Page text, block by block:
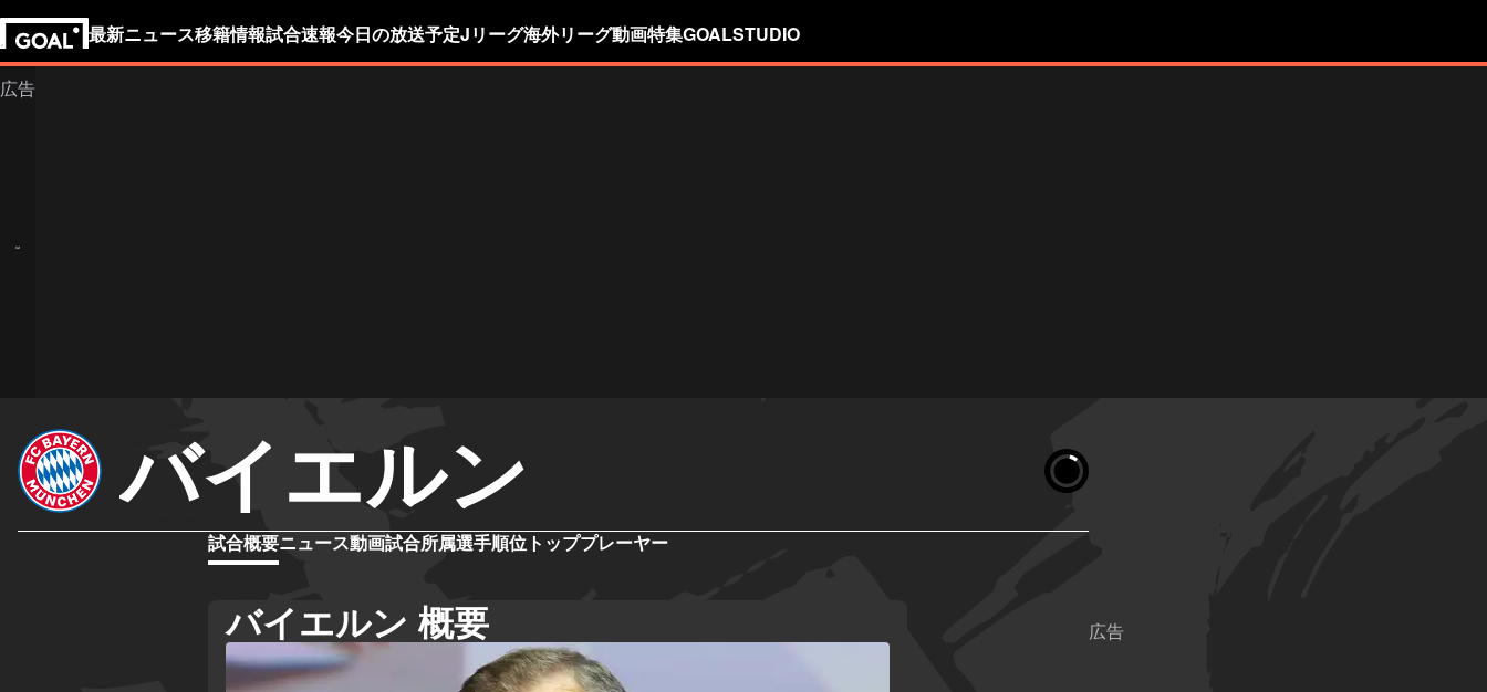
最新ニュース移籍情報試合速報今日の放送予定Jリーグ海外リーグ動画特集GOALSTUDIO
バイエルン
試合概要ニュース動画試合所属選手順位 トッププレーヤー
バイエルン 概要